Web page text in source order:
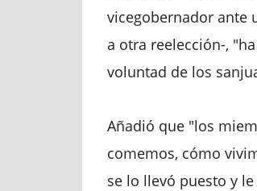
vicegobernador ante
a otra reelección-,
voluntad de los
Añadió que "los
comemos, cómo
se lo llevó puesto y